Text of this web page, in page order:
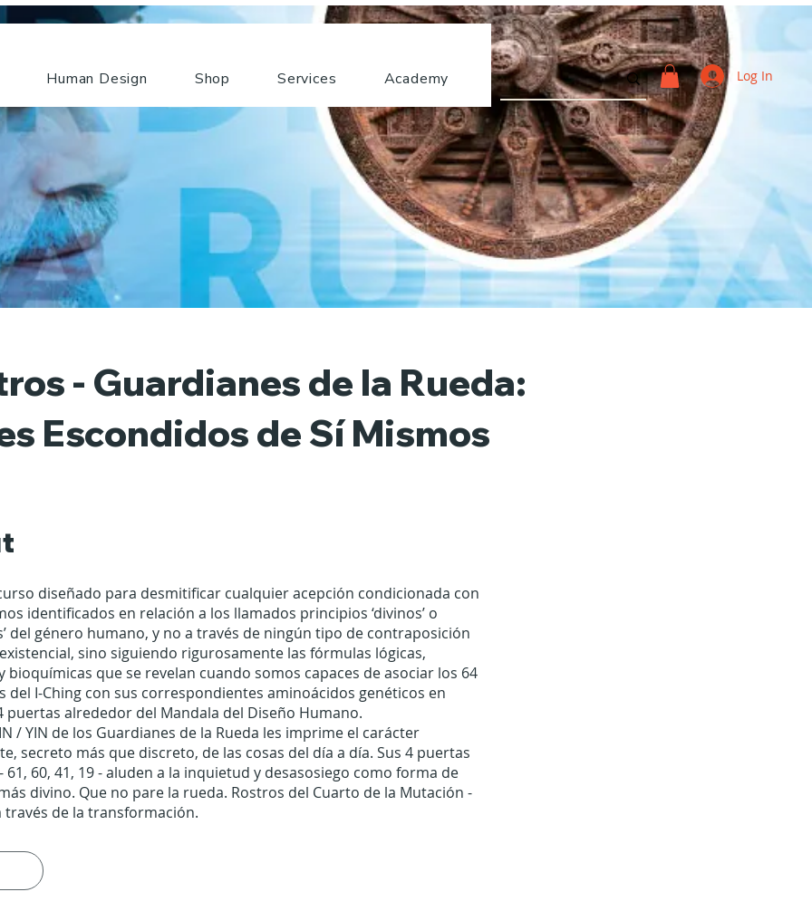
Human Design Shop Services Academy Log In
- Guardianes de la Rueda:
Escondidos de Sí Mismos
diseñado para desmitificar cualquier acepción condicionada con
identificados en relación a los llamados principios ‘divinos’ o
del género humano, y no a través de ningún tipo de contraposición
sino siguiendo rigurosamente las fórmulas lógicas,
bioquímicas que se revelan cuando somos capaces de asociar los 64
del I-Ching con sus correspondientes aminoácidos genéticos en
puertas alrededor del Mandala del Diseño Humano.
/ YIN de los Guardianes de la Rueda les imprime el carácter
secreto más que discreto, de las cosas del día a día. Sus 4 puertas
61, 60, 41, 19 - aluden a la inquietud y desasosiego como forma de
divino. Que no pare la rueda. Rostros del Cuarto de la Mutación -
través de la transformación.